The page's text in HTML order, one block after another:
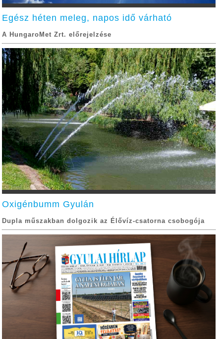
Egész héten meleg, napos idő várható
A HungaroMet Zrt. előrejelzése
Oxigénbumm Gyulán
Dupla műszakban dolgozik az Élővíz-csatorna csobogója